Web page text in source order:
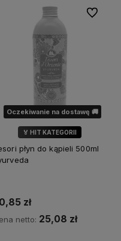
Oczekiwanie na dostawę 🚚
🏅 HIT KATEGORII
płyn do kąpieli 500ml
zł
netto: 25,08 zł
Do